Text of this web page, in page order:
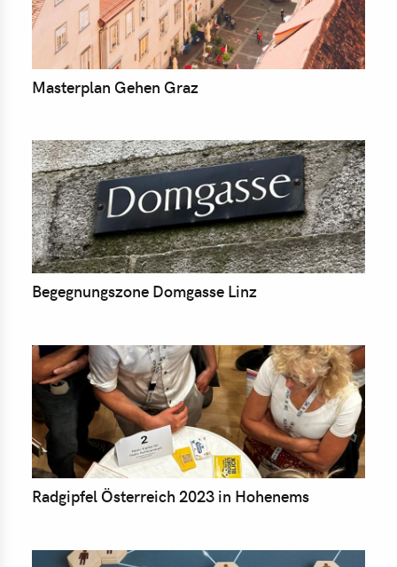
Masterplan Gehen Graz
Begegnungszone Domgasse Linz
Radgipfel Österreich 2023 in Hohenems